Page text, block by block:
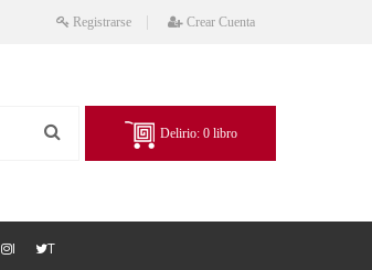
Registrarse Crear Cuenta
Delirio: 0 libro
I T